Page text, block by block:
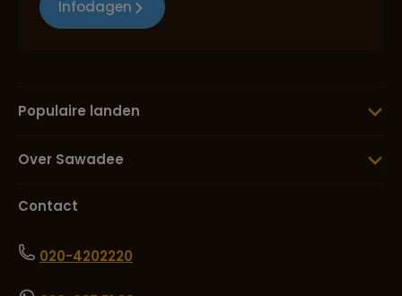
Infodagen
Populaire landen
Over Sawadee
Contact
020-4202220